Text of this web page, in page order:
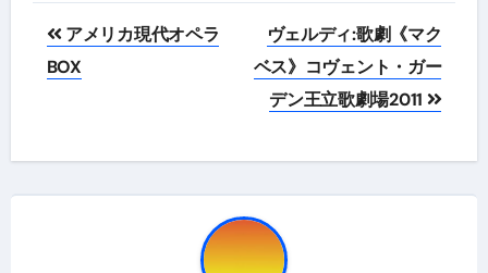
投
稿
ビ
ゲ
アメリカ現代オペラ
BOX
ヴェルディ:歌劇《マク
ベス》コヴェント・ガー
デン王立歌劇場2011